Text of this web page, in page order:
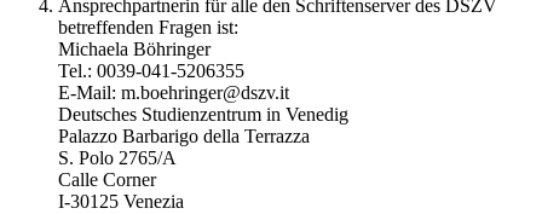
Ansprechpartnerin für alle den Schriftenserver des DSZV
betreffenden Fragen ist:
Michaela Böhringer
Tel.: 0039-041-5206355
E-Mail: m.boehringer@dszv.it
Deutsches Studienzentrum in Venedig
Palazzo Barbarigo della Terrazza
S. Polo 2765/A
Calle Corner
I-30125 Venezia